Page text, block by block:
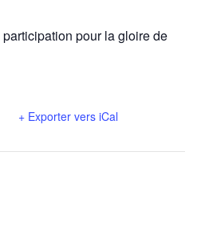
pour la gloire de
+ Exporter vers iCal